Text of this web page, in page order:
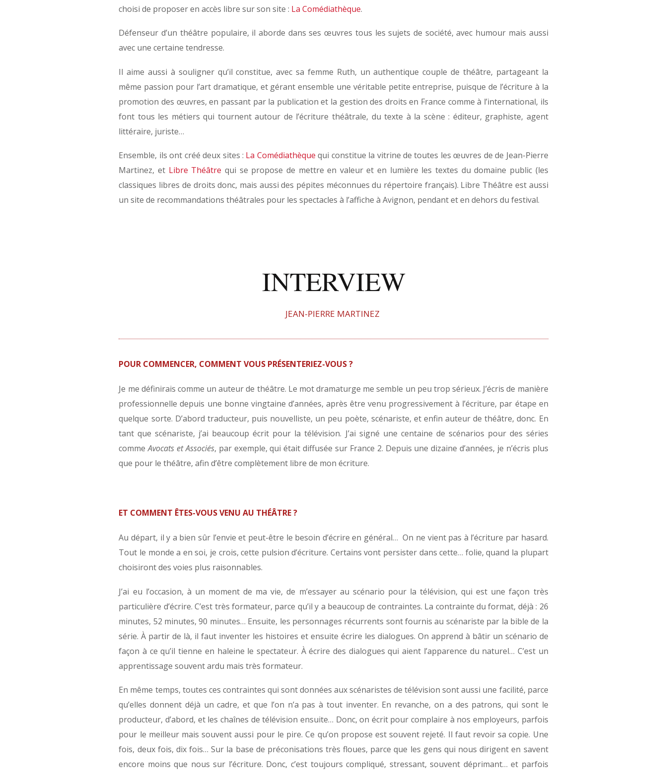
choisi de proposer en accès libre sur son site : La Comédiathèque.
Défenseur d’un théâtre populaire, il aborde dans ses œuvres tous les sujets de société, avec humour mais aussi
avec une certaine tendresse.
Il aime aussi à souligner qu’il constitue, avec sa femme Ruth, un authentique couple de théâtre, partageant la
même passion pour l’art dramatique, et gérant ensemble une véritable petite entreprise, puisque de l’écriture à la
promotion des œuvres, en passant par la publication et la gestion des droits en France comme à l’international, ils
font tous les métiers qui tournent autour de l’écriture théâtrale, du texte à la scène : éditeur, graphiste, agent
littéraire, juriste…
Ensemble, ils ont créé deux sites : La Comédiathèque qui constitue la vitrine de toutes les œuvres de de Jean-Pierre
Martinez, et Libre Théâtre qui se propose de mettre en valeur et en lumière les textes du domaine public (les
classiques libres de droits donc, mais aussi des pépites méconnues du répertoire français). Libre Théâtre est aussi
un site de recommandations théâtrales pour les spectacles à l’affiche à Avignon, pendant et en dehors du festival.
INTERVIEW
JEAN-PIERRE MARTINEZ
POUR COMMENCER, COMMENT VOUS PRÉSENTERIEZ-VOUS ?
Je me définirais comme un auteur de théâtre. Le mot dramaturge me semble un peu trop sérieux. J’écris de manière
professionnelle depuis une bonne vingtaine d’années, après être venu progressivement à l’écriture, par étape en
quelque sorte. D’abord traducteur, puis nouvelliste, un peu poète, scénariste, et enfin auteur de théâtre, donc. En
tant que scénariste, j’ai beaucoup écrit pour la télévision. J’ai signé une centaine de scénarios pour des séries
commeAvocats et Associés, par exemple, qui était diffusée sur France 2. Depuis une dizaine d’années, je n’écris plus
que pour le théâtre, afin d’être complètement libre de mon écriture.
ET COMMENT ÊTES-VOUS VENU AU THÉÂTRE ?
Au départ, il y a bien sûr l’envie et peut-être le besoin d’écrire en général… On ne vient pas à l’écriture par hasard.
Tout le monde a en soi, je crois, cette pulsion d’écriture. Certains vont persister dans cette… folie, quand la plupart
choisiront des voies plus raisonnables.
J’ai eu l’occasion, à un moment de ma vie, de m’essayer au scénario pour la télévision, qui est une façon très
particulière d’écrire. C’est très formateur, parce qu’il y a beaucoup de contraintes. La contrainte du format, déjà : 26
minutes, 52 minutes, 90 minutes… Ensuite, les personnages récurrents sont fournis au scénariste par la bible de la
série. À partir de là, il faut inventer les histoires et ensuite écrire les dialogues. On apprend à bâtir un scénario de
façon à ce qu’il tienne en haleine le spectateur. À écrire des dialogues qui aient l’apparence du naturel… C’est un
apprentissage souvent ardu mais très formateur.
En même temps, toutes ces contraintes qui sont données aux scénaristes de télévision sont aussi une facilité, parce
qu’elles donnent déjà un cadre, et que l’on n’a pas à tout inventer. En revanche, on a des patrons, qui sont le
producteur, d’abord, et les chaînes de télévision ensuite… Donc, on écrit pour complaire à nos employeurs, parfois
pour le meilleur mais souvent aussi pour le pire. Ce qu’on propose est souvent rejeté. Il faut revoir sa copie. Une
fois, deux fois, dix fois… Sur la base de préconisations très floues, parce que les gens qui nous dirigent en savent
encore moins que nous sur l’écriture. Donc, c’est toujours compliqué, stressant, souvent déprimant… et parfois